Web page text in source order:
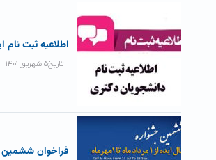
اطلاعیه ثبت نام
تاریخ۵ شهریور ۱۴۰۱
فراخوان ششمین